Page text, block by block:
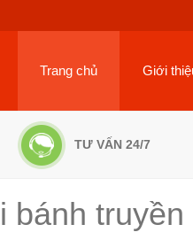
Trang chủ Giới
TƯ VẤN 24/7